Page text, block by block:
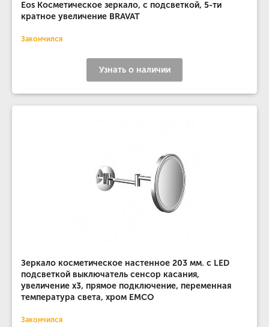
Eos Косметическое зеркало, с подсветкой, 5-ти
кратное увеличение BRAVAT
Закончился
Узнать о наличии
Зеркало косметическое настенное 203 мм. с LED
подсветкой выключатель сенсор касания,
увеличение х3, прямое подключение, переменная
температура света, хром EMCO
Закончился